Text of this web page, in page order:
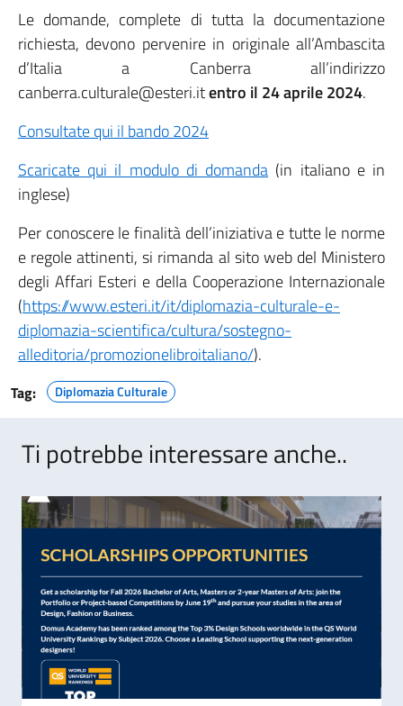
Le domande, complete di tutta la documentazione
richiesta, devono pervenire in originale all’Ambascita
d’Italia a Canberra all’indirizzo
canberra.culturale@esteri.itentro il 24 aprile 2024.
Consultate qui il bando 2024
Scaricate qui il modulo di domanda (in italiano e in
inglese)
Per conoscere le finalità dell’iniziativa e tutte le norme
e regole attinenti, si rimanda al sito web del Ministero
degli Affari Esteri e della Cooperazione Internazionale
(https://www.esteri.it/it/diplomazia-culturale-e-
diplomazia-scientifica/cultura/sostegno-
alleditoria/promozionelibroitaliano/).
Tag: Diplomazia Culturale
Ti potrebbe interessare anche..